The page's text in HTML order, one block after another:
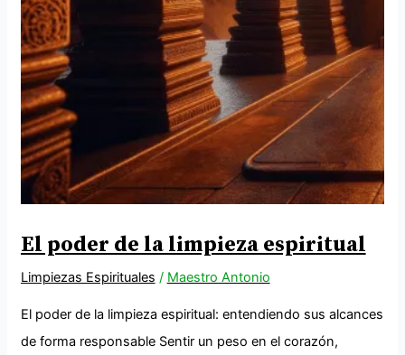
El poder de la limpieza espiritual
Limpiezas Espirituales / Maestro Antonio
El poder de la limpieza espiritual: entendiendo sus alcances
de forma responsable Sentir un peso en el corazón,